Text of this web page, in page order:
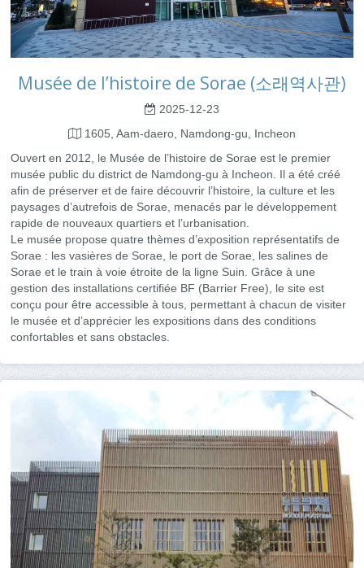
Musée de l’histoire de Sorae (소래역사관)
2025-12-23
1605, Aam-daero, Namdong-gu, Incheon
Ouvert en 2012, le Musée de l’histoire de Sorae est le premier
musée public du district de Namdong-gu à Incheon. Il a été créé
afin de préserver et de faire découvrir l’histoire, la culture et les
paysages d’autrefois de Sorae, menacés par le développement
rapide de nouveaux quartiers et l’urbanisation.
Le musée propose quatre thèmes d’exposition représentatifs de
Sorae : les vasières de Sorae, le port de Sorae, les salines de
Sorae et le train à voie étroite de la ligne Suin. Grâce à une
gestion des installations certifiée BF (Barrier Free), le site est
conçu pour être accessible à tous, permettant à chacun de visiter
le musée et d’apprécier les expositions dans des conditions
confortables et sans obstacles.